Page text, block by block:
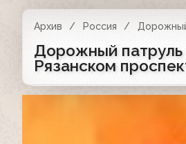
Архив Россия
Дорожный патруль
Рязанском